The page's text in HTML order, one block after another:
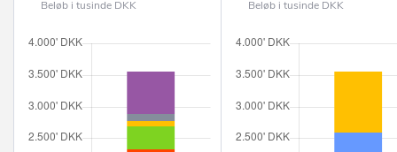
Beløb i tusinde DKK Beløb i tusinde DKK